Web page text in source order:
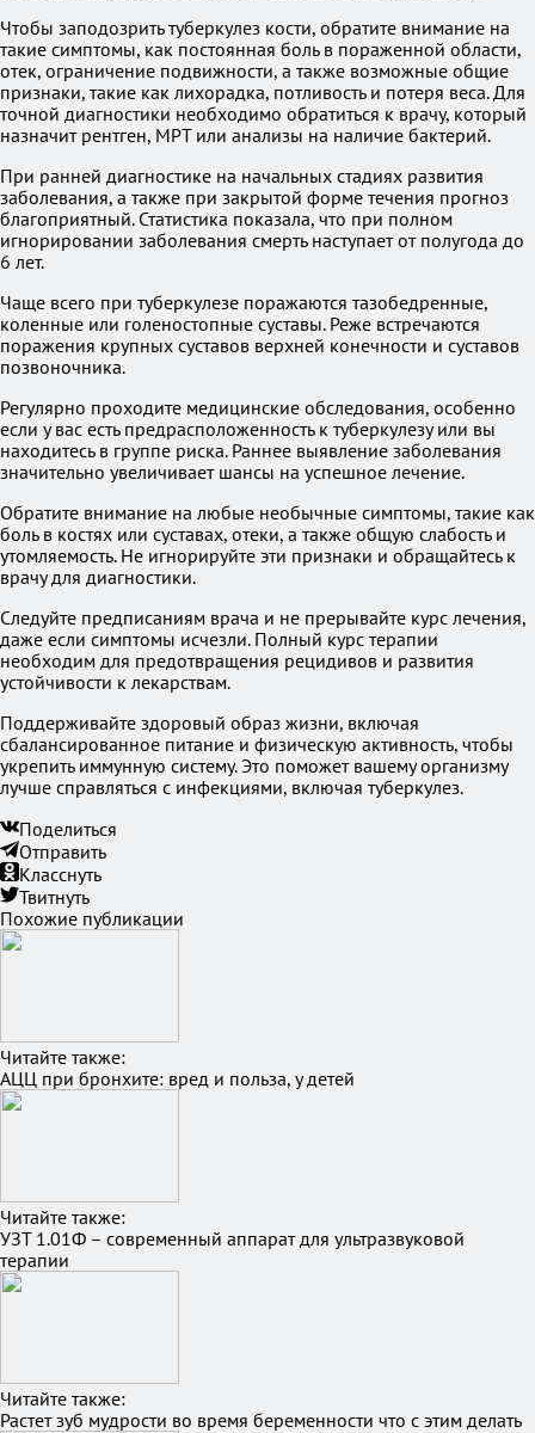
Чтобы заподозрить туберкулез кости, обратите внимание на
такие симптомы, как постоянная боль в пораженной области,
отек, ограничение подвижности, а также возможные общие
признаки, такие как лихорадка, потливость и потеря веса. Для
точной диагностики необходимо обратиться к врачу, который
назначит рентген, МРТ или анализы на наличие бактерий.
При ранней диагностике на начальных стадиях развития
заболевания, а также при закрытой форме течения прогноз
благоприятный. Статистика показала, что при полном
игнорировании заболевания смерть наступает от полугода до
6 лет.
Чаще всего при туберкулезе поражаются тазобедренные,
коленные или голеностопные суставы. Реже встречаются
поражения крупных суставов верхней конечности и суставов
позвоночника.
Регулярно проходите медицинские обследования, особенно
если у вас есть предрасположенность к туберкулезу или вы
находитесь в группе риска. Раннее выявление заболевания
значительно увеличивает шансы на успешное лечение.
Обратите внимание на любые необычные симптомы, такие как
боль в костях или суставах, отеки, а также общую слабость и
утомляемость. Не игнорируйте эти признаки и обращайтесь к
врачу для диагностики.
Следуйте предписаниям врача и не прерывайте курс лечения,
даже если симптомы исчезли. Полный курс терапии
необходим для предотвращения рецидивов и развития
устойчивости к лекарствам.
Поддерживайте здоровый образ жизни, включая
сбалансированное питание и физическую активность, чтобы
укрепить иммунную систему. Это поможет вашему организму
лучше справляться с инфекциями, включая туберкулез.
Поделиться
Отправить
Класснуть
Твитнуть
Похожие публикации
Читайте также:
АЦЦ при бронхите: вред и польза, у детей
Читайте также:
УЗТ 1.01Ф – современный аппарат для ультразвуковой
терапии
Читайте также:
Растет зуб мудрости во время беременности что с этим делать